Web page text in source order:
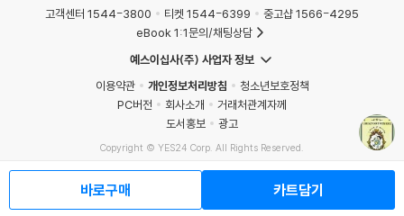
바로구매 카트담기
고객센터 1544-3800 티켓 1544-6399
중고샵 1566-4295
eBook 1:1문의/채팅상담
예스이십사(주) 사업자 정보
이용약관
개인정보처리방침
청소년보호정책
PC버전
회사소개
거래처관계자께
도서홍보
광고
Copyright © YES24 Corp. All Rights Reserved.